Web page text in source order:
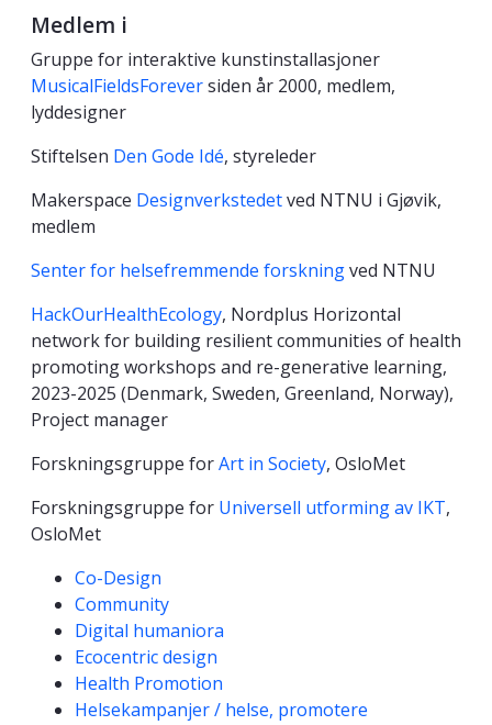
Medlem i
Gruppe for interaktive kunstinstallasjoner
MusicalFieldsForeversiden år 2000, medlem,
lyddesigner
Stiftelsen Den Gode Idé, styreleder
Makerspace Designverkstedetved NTNU i Gjøvik,
medlem
Senter for helsefremmende forskningved NTNU
HackOurHealthEcology, Nordplus Horizontal
network for building resilient communities of health
promoting workshops and re-generative learning,
2023-2025 (Denmark, Sweden, Greenland, Norway),
Project manager
Forskningsgruppe forArt in Society, OsloMet
Forskningsgruppe for Universell utforming av IKT,
OsloMet
Kompetanseord
Co-Design
Community
Digital humaniora
Ecocentric design
Health Promotion
Helsekampanjer / helse, promotere